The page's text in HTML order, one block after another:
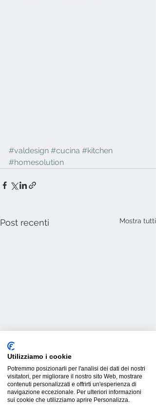
#valdesign #cucina #kitchen
#homesolution
Post recenti Mostra tutti
Commenti
Utilizziamo i cookie
Potremmo posizionarli per l'analisi dei dati dei nostri
visitatori, per migliorare il nostro sito Web, mostrare
contenuti personalizzati e offrirti un'esperienza di
navigazione eccezionale. Per ulteriori informazioni
sui cookie che utilizziamo aprire Personalizza.